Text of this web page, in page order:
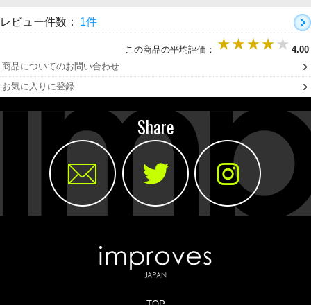
レビュー件数： 1件
この商品の平均評価：
4.00
商品についてのお問い合わせ
お気に入りに登録
Share